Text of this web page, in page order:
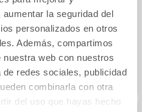
la seguridad del
personalizados en otros
Además, compartimos
web con nuestros
redes sociales, publicidad
combinarla con otra
del uso que hayas hecho